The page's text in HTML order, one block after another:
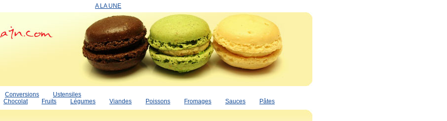
A LA UNE
Conversions
Ustensiles
Chocolat Fruits Légumes Viandes Poissons Fromages Sauces Pâtes